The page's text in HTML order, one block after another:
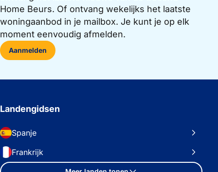
Home Beurs. Of ontvang wekelijks het laatste
woningaanbod in je mailbox. Je kunt je op elk
moment eenvoudig afmelden.
Aanmelden
Landengidsen
Spanje
Frankrijk